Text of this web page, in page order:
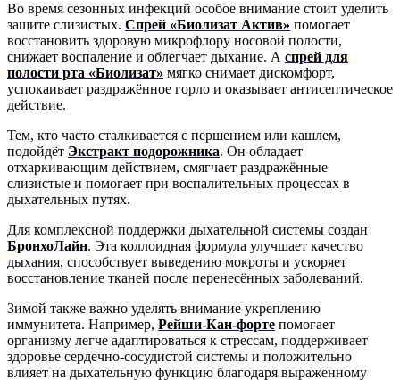
Во время сезонных инфекций особое внимание стоит уделить
защите слизистых. Спрей «Биолизат Актив» помогает
восстановить здоровую микрофлору носовой полости,
снижает воспаление и облегчает дыхание. А спрей для
полости рта «Биолизат» мягко снимает дискомфорт,
успокаивает раздражённое горло и оказывает антисептическое
действие.
Тем, кто часто сталкивается с першением или кашлем,
подойдёт Экстракт подорожника. Он обладает
отхаркивающим действием, смягчает раздражённые
слизистые и помогает при воспалительных процессах в
дыхательных путях.
Для комплексной поддержки дыхательной системы создан
БронхоЛайн. Эта коллоидная формула улучшает качество
дыхания, способствует выведению мокроты и ускоряет
восстановление тканей после перенесённых заболеваний.
Зимой также важно уделять внимание укреплению
иммунитета. Например, Рейши-Кан-форте помогает
организму легче адаптироваться к стрессам, поддерживает
здоровье сердечно-сосудистой системы и положительно
влияет на дыхательную функцию благодаря выраженному